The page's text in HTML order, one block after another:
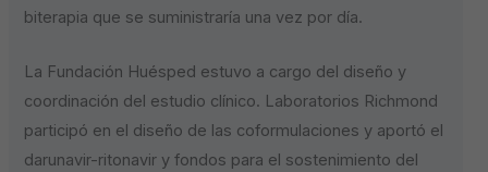
biterapia que se suministraría una vez por día.
La Fundación Huésped estuvo a cargo del diseño y
coordinación del estudio clínico. Laboratorios Richmond
participó en el diseño de las coformulaciones y aportó el
darunavir-ritonavir y fondos para el sostenimiento del